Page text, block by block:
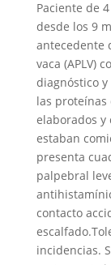
Paciente de
desde los 9
antecedente
vaca (APLV)
diagnóstico
las proteínas
elaborados y
estaban
presenta
palpebral
contacto
incidencias.